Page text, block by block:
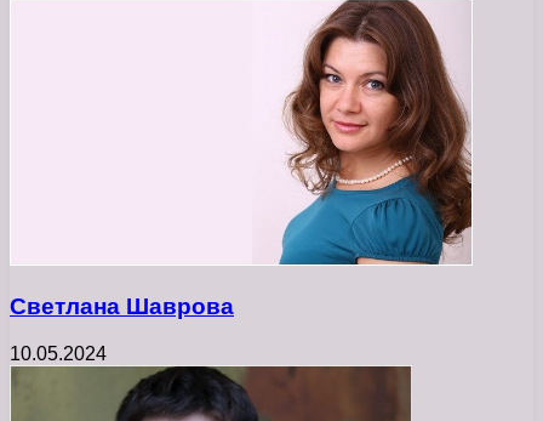
Светлана Шаврова
10.05.2024